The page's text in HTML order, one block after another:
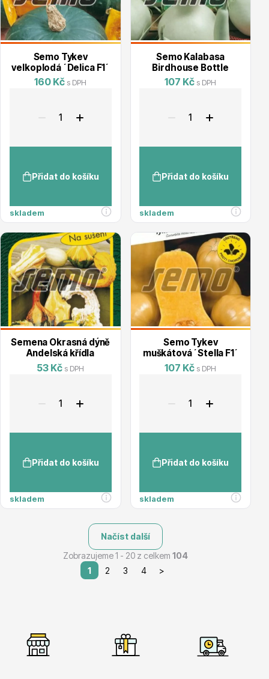
info@stromo.cz
Napište nám
Semo Tykev
velkoplodá ´Delica F1´
160 Kč s DPH
Přidat do košíku
skladem
Semo Kalabasa
Birdhouse Bottle
107 Kč s DPH
Přidat do košíku
skladem
Semena Okrasná dýně
Andelská křídla
53 Kč s DPH
Přidat do košíku
skladem
Semo Tykev
muškátová ´Stella F1´
107 Kč s DPH
Přidat do košíku
skladem
Načíst další
Zobrazujeme 1 - 20 z celkem 104
1
2 3 4 >